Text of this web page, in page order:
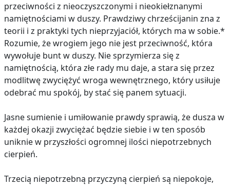
przeciwności z nieoczyszczonymi i nieokiełznanymi
namiętnościami w duszy. Prawdziwy chrześcijanin zna z
teorii i z praktyki tych nieprzyjaciół, których ma w sobie.*
Rozumie, że wrogiem jego nie jest przeciwność, która
wywołuje bunt w duszy. Nie sprzymierza się z
namiętnością, która złe rady mu daje, a stara się przez
modlitwę zwyciężyć wroga wewnętrznego, który usiłuje
odebrać mu spokój, by stać się panem sytuacji.
Jasne sumienie i umiłowanie prawdy sprawią, że dusza w
każdej okazji zwyciężać będzie siebie i w ten sposób
uniknie w przyszłości ogromnej ilości niepotrzebnych
cierpień.
Trzecią niepotrzebną przyczyną cierpień są niepokoje,